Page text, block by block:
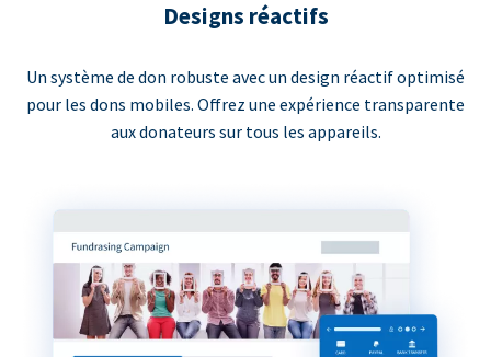
Designs réactifs
Un système de don robuste avec un design réactif optimisé
pour les dons mobiles. Offrez une expérience transparente
aux donateurs sur tous les appareils.